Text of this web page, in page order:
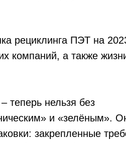
рециклинга ПЭТ на
компаний, а также
теперь нельзя без
и «зелёным».
закрепленные